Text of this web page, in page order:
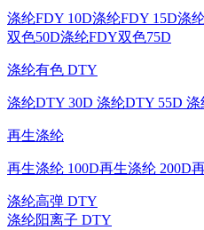
涤纶FDY 10D涤纶FDY 15D涤
双色50D涤纶FDY双色75D
涤纶有色 DTY
涤纶DTY 30D 涤纶DTY 55D 涤
再生涤纶
再生涤纶 100D再生涤纶 200D
涤纶高弹 DTY
涤纶阳离子 DTY